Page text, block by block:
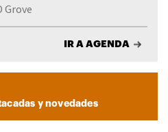
Grove
IR A AGENDA
y novedades